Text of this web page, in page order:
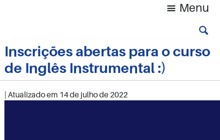
Menu
Inscrições abertas para o curso
de Inglês Instrumental :)
| Atualizado em 14 de julho de 2022